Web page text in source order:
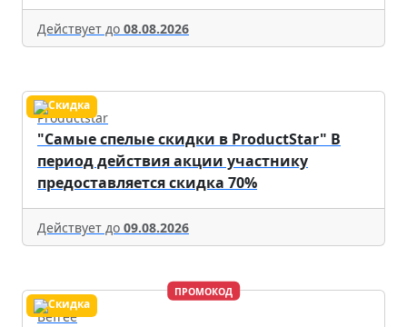
Действует до 08.08.2026
Productstar
"Самые спелые скидки в ProductStar" В
период действия акции участнику
предоставляется скидка 70%
Действует до 09.08.2026
ПРОМОКОД
Befree